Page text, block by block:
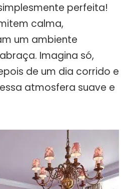
perfeita!
calma,
um ambiente
Imagina só,
de um dia corrido e
atmosfera suave e